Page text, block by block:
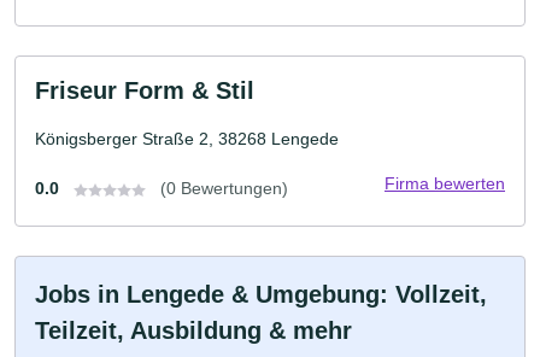
Friseur Form & Stil
Königsberger Straße 2, 38268 Lengede
0.0 (0 Bewertungen) Firma bewerten
Jobs in Lengede & Umgebung: Vollzeit,
Teilzeit, Ausbildung & mehr